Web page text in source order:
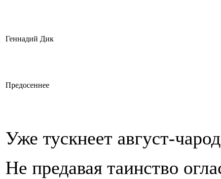
Геннадий Дик
Предосеннее
Уже тускнеет август-
Не предавая таинство